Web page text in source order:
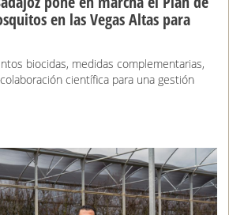
en las Vegas Altas para
biocidas, medidas complementarias,
científica para una gestión